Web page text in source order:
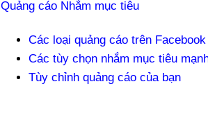
Quảng cáo Nhắm mục tiêu
Các loại quảng cáo trên Facebook
Các tùy chọn nhắm mục tiêu
Tùy chỉnh quảng cáo của bạn